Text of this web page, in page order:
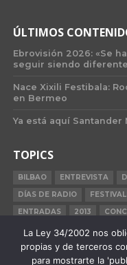
ÚLTIMOS
Ebrovisión 2026: «Se
seguir siendo
Nace Xixili Festibala:
en Bermeo
Ya está aquí Santander
TOPICS
BILBAO ENTREVISTA
DÍAS DE RADIO
ENTRADAS
2013
BILBAO BBK LIVE
2015
La Ley 34/2002 nos
propias y de terceros
para mostrarte la